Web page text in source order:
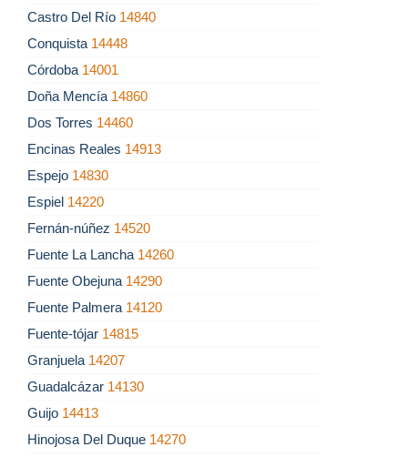
Castro Del Río 14840
Conquista 14448
Córdoba 14001
Doña Mencía 14860
Dos Torres 14460
Encinas Reales 14913
Espejo 14830
Espiel 14220
Fernán-núñez 14520
Fuente La Lancha 14260
Fuente Obejuna 14290
Fuente Palmera 14120
Fuente-tójar 14815
Granjuela 14207
Guadalcázar 14130
Guijo 14413
Hinojosa Del Duque 14270